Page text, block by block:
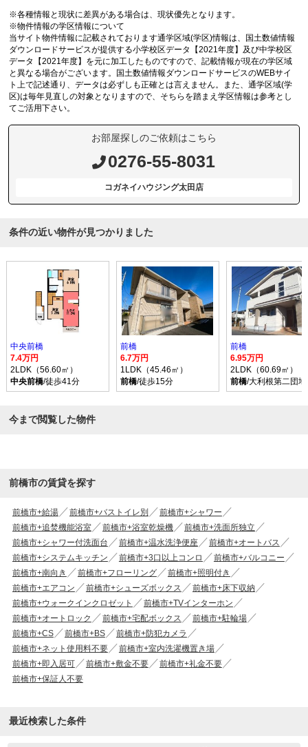
※各種情報と現状に差異がある場合は、現状優先となります。
※物件情報の学区情報について
当サイト物件情報に記載されております通学区域(学区)情報は、国土数値情報
ダウンロードサービスが提供する小学校区データ【2021年度】及び中学校区
データ【2021年度】を元に加工したものですので、記載情報が現在の学区域
と異なる場合がございます。国土数値情報ダウンロードサービスのWEBサイ
ト上で記述通り、データは必ずしも正確とは言えません。また、通学区域(学
区)は毎年見直しの対象となりますので、そちらを踏まえ学区情報は参考とし
てご活用下さい。
お部屋探しのご依頼はこちら
0276-55-8031
コガネイハウジング太田店
条件の近い物件が見つかりました
中央前橋
7.4万円
2LDK（56.60㎡）
中央前橋/徒歩41分
前橋
6.7万円
1LDK（45.46㎡）
前橋/徒歩15分
前橋
6.95万円
2LDK（60.69㎡）
前橋/大利根第二団
今まで閲覧した物件
前橋市の賃貸を探す
前橋市+給湯 前橋市+バストイレ別
前橋市+シャワー
前橋市+追焚機能浴室
前橋市+浴室乾燥機
前橋市+洗面所独立
前橋市+シャワー付洗面台
前橋市+温水洗浄便座
前橋市+オートバス
前橋市+システムキッチン
前橋市+3口以上コンロ
前橋市+バルコニー
前橋市+南向き
前橋市+フローリング
前橋市+照明付き
前橋市+エアコン
前橋市+シューズボックス
前橋市+床下収納
前橋市+ウォークインクロゼット
前橋市+TVインターホン
前橋市+オートロック
前橋市+宅配ボックス
前橋市+駐輪場
前橋市+CS
前橋市+BS
前橋市+防犯カメラ
前橋市+ネット使用料不要
前橋市+室内洗濯機置き場
前橋市+即入居可
前橋市+敷金不要
前橋市+礼金不要
前橋市+保証人不要
最近検索した条件